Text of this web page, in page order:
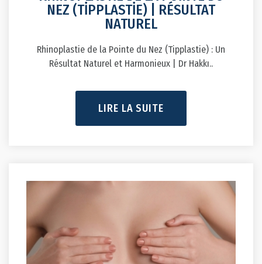
NEZ (TİPPLASTİE) | RÉSULTAT
NATUREL
Rhinoplastie de la Pointe du Nez (Tipplastie) : Un
Résultat Naturel et Harmonieux | Dr Hakkı..
LIRE LA SUITE